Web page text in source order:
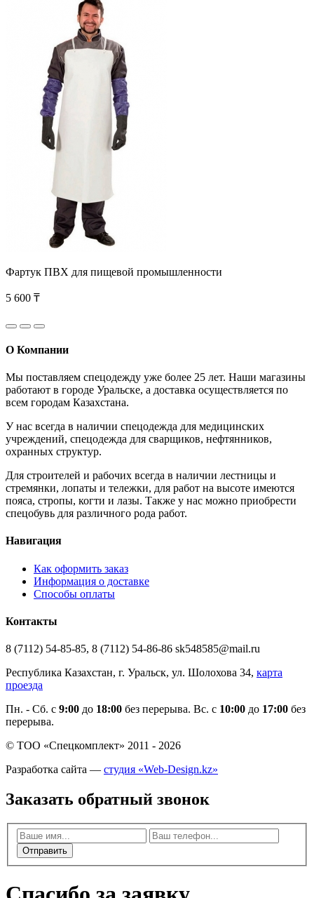
Фартук ПВХ для пищевой промышленности
5 600 ₸
О Компании
Мы поставляем спецодежду уже более 25 лет. Наши магазины
работают в городе Уральске, а доставка осуществляется по
всем городам Казахстана.
У нас всегда в наличии спецодежда для медицинских
учреждений, спецодежда для сварщиков, нефтянников,
охранных структур.
Для строителей и рабочих всегда в наличии лестницы и
стремянки, лопаты и тележки, для работ на высоте имеются
пояса, стропы, когти и лазы. Также у нас можно приобрести
спецобувь для различного рода работ.
Навигация
Как оформить заказ
Информация о доставке
Способы оплаты
Контакты
8 (7112) 54-85-85, 8 (7112) 54-86-86 sk548585@mail.ru
Республика Казахстан, г. Уральск, ул. Шолохова 34, карта
проезда
Пн. - Cб. с 9:00 до 18:00 без перерыва. Вс. с 10:00 до 17:00 без
перерыва.
© ТОО «Спецкомплект» 2011 - 2026
Разработка сайта — студия «Web-Design.kz»
Заказать обратный звонок
Отправить